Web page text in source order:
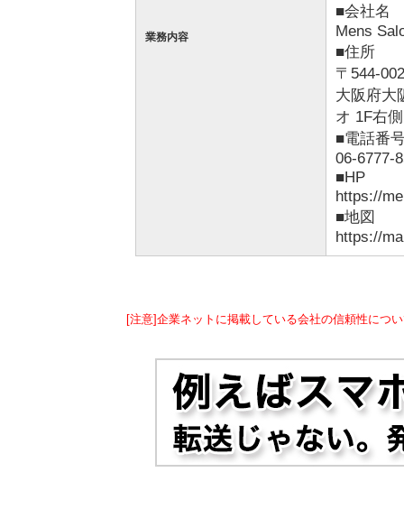
業務内容
■会社名
Mens
■住所
〒544-
大阪府大
オ 1F右側
■電話番
06-6777-
■HP
https://
■地図
https://
[注意]企業ネットに掲載している会社の信頼性につ